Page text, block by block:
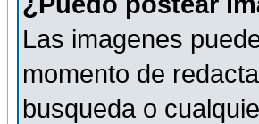
Las imagenes
momento de
busqueda o